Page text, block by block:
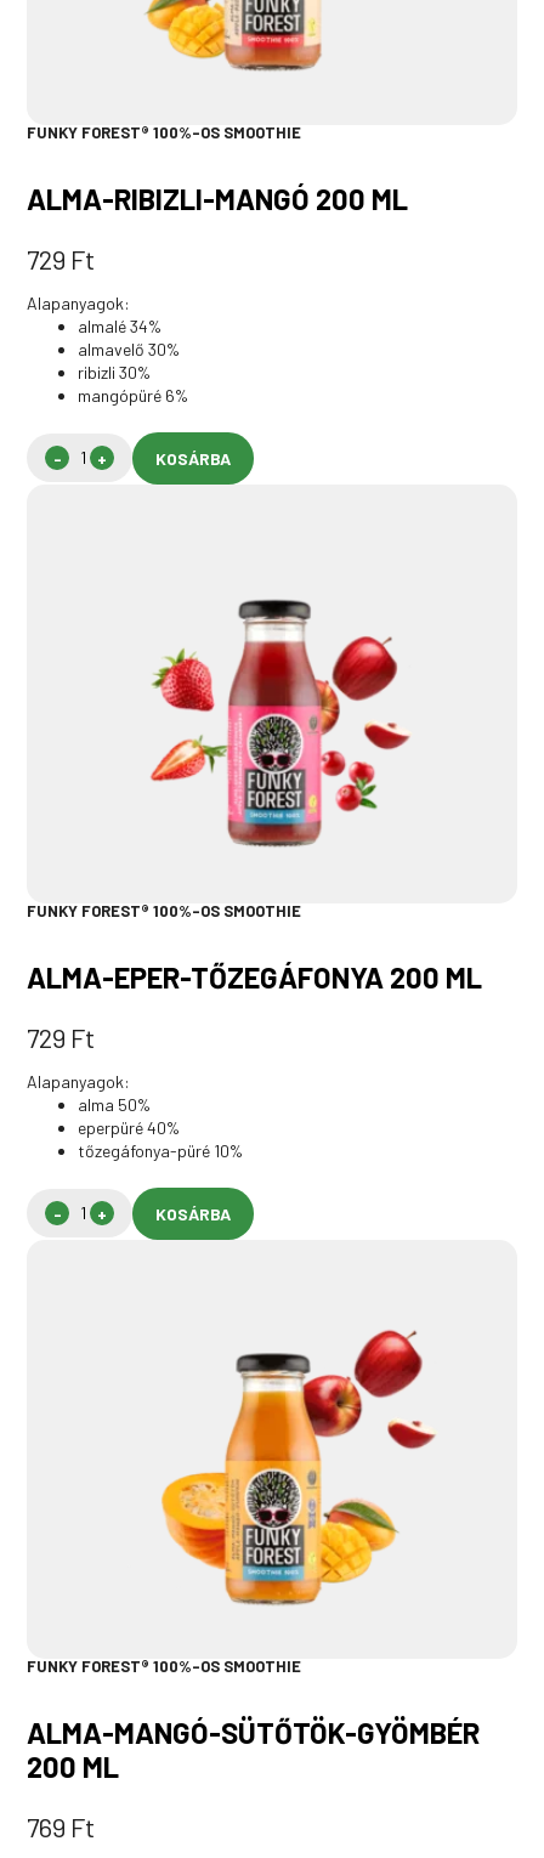
FUNKY FOREST® 100%-OS SMOOTHIE
ALMA-RIBIZLI-MANGÓ 200 ML
729 Ft
Alapanyagok:
almalé 34%
almavelő 30%
ribizli 30%
mangópüré 6%
KOSÁRBA
FUNKY FOREST® 100%-OS SMOOTHIE
ALMA-EPER-TŐZEGÁFONYA 200 ML
729 Ft
Alapanyagok:
alma 50%
eperpüré 40%
tőzegáfonya-püré 10%
KOSÁRBA
FUNKY FOREST® 100%-OS SMOOTHIE
ALMA-MANGÓ-SÜTŐTÖK-GYÖMBÉR
200 ML
769 Ft